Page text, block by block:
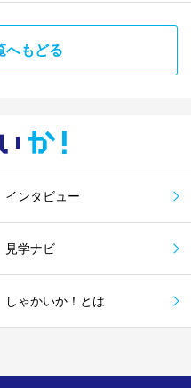
へもどる
か！
インタビュー
見学ナビ
しゃかいか！とは